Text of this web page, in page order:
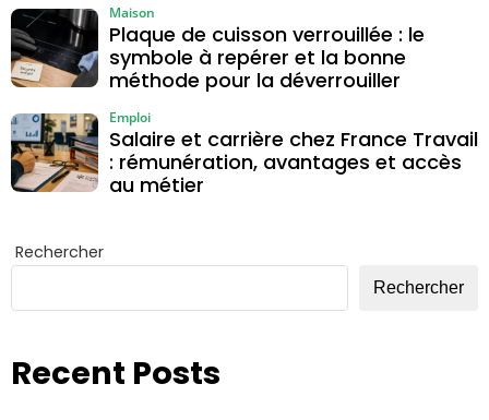
Plaque de cuisson verrouillée : le
symbole à repérer et la bonne
méthode pour la déverrouiller
Maison
Salaire et carrière chez France Travail
: rémunération, avantages et accès
au métier
Emploi
Rechercher
Rechercher
Recent Posts